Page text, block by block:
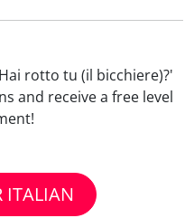
rotto tu (il bicchiere)?'
and receive a free level
ITALIAN